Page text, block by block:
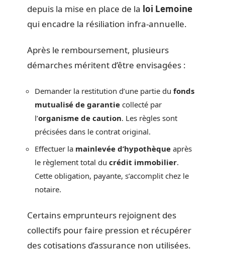
depuis la mise en place de la loi Lemoine
qui encadre la résiliation infra-annuelle.
Après le remboursement, plusieurs
démarches méritent d’être envisagées :
Demander la restitution d’une partie du fonds
mutualisé de garantie collecté par
l’organisme de caution. Les règles sont
précisées dans le contrat original.
Effectuer la mainlevée d’hypothèque après
le règlement total du crédit immobilier.
Cette obligation, payante, s’accomplit chez le
notaire.
Certains emprunteurs rejoignent des
collectifs pour faire pression et récupérer
des cotisations d’assurance non utilisées.